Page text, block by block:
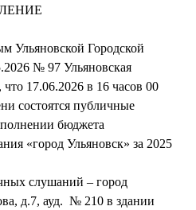
Ульяновской Городской
№ 97 Ульяновская
17.06.2026 в 16 часов 00
состоятся публичные
бюджета
«город Ульяновск» за 2025
слушаний – город
д.7, ауд. № 210 в здании